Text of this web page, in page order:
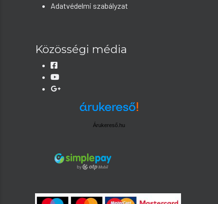
Adatvédelmi szabályzat
Közösségi média
Árukereső.hu